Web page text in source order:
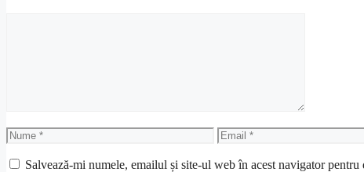
Nume Email
Salvează-mi numele, emailul și site-ul web în acest navigator pentru